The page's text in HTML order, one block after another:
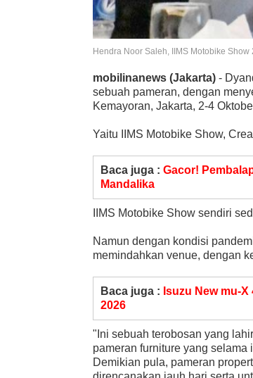
Hendra Noor Saleh, IIMS Motobike
mobilinanews (Jakarta) -
sebuah pameran, dengan
Kemayoran, Jakarta, 2-4
Yaitu IIMS Motobike Show,
Baca juga : Gacor!
Mandalika
IIMS Motobike Show sendiri
Namun dengan kondisi
memindahkan venue, dengan
Baca juga : Isuzu New mu-
2026
"Ini sebuah terobosan yang
pameran furniture yang
Demikian pula, pameran